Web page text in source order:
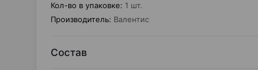
Кол-во в упаковке: 1 шт.
Производитель: Валентис
Состав